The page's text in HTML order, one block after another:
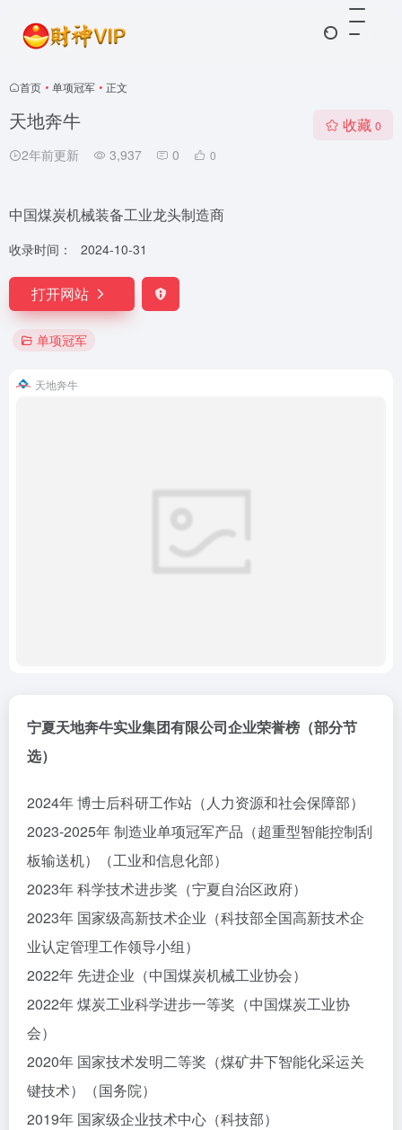
首页 • 单项冠军 • 正文
天地奔牛
2年前更新 3,937 0 0
收藏 0
中国煤炭机械装备工业龙头制造商
收录时间： 2024-10-31
打开网站
单项冠军
天地奔牛
宁夏天地奔牛实业集团有限公司企业荣誉榜（部分节
选）
2024年 博士后科研工作站（人力资源和社会保障部）
2023-2025年 制造业单项冠军产品（超重型智能控制刮
板输送机）（工业和信息化部）
2023年 科学技术进步奖（宁夏自治区政府）
2023年 国家级高新技术企业（科技部全国高新技术企
业认定管理工作领导小组）
2022年 先进企业（中国煤炭机械工业协会）
2022年 煤炭工业科学进步一等奖（中国煤炭工业协
会）
2020年 国家技术发明二等奖（煤矿井下智能化采运关
键技术）（国务院）
2019年 国家级企业技术中心（科技部）